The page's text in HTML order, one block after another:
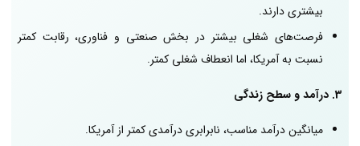
بیشتری دارند.
فرصت‌های شغلی بیشتر در بخش صنعتی و فناوری، رقابت کمتر
نسبت به آمریکا، اما انعطاف شغلی کمتر.
3. درآمد و سطح زندگی
میانگین درآمد مناسب، نابرابری درآمدی کمتر از آمریکا.